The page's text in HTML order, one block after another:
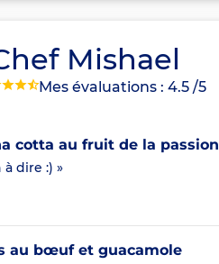
Mishael
Mes évaluations : 4.5 /5
cotta au fruit de la passion
dire :) »
au bœuf et guacamole